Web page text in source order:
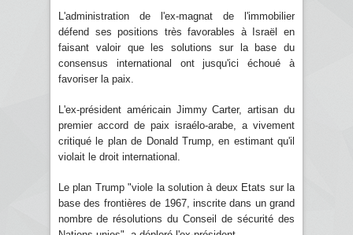
L'administration de l'ex-magnat de l'immobilier
défend ses positions très favorables à Israël en
faisant valoir que les solutions sur la base du
consensus international ont jusqu'ici échoué à
favoriser la paix.
L'ex-président américain Jimmy Carter, artisan du
premier accord de paix israélo-arabe, a vivement
critiqué le plan de Donald Trump, en estimant qu'il
violait le droit international.
Le plan Trump "viole la solution à deux Etats sur la
base des frontières de 1967, inscrite dans un grand
nombre de résolutions du Conseil de sécurité des